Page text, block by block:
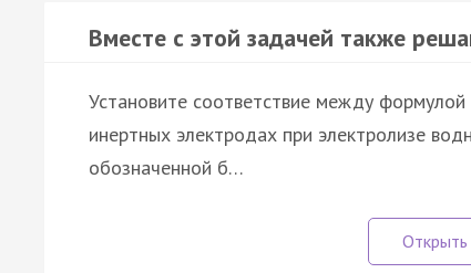
Вместе с этой задачей также
Установите соответствие между
инертных электродах при электролизе
обозначенной б…